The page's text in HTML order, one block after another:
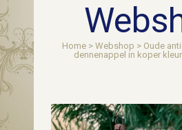
Home > Webshop > Oude
dennenappel in koper